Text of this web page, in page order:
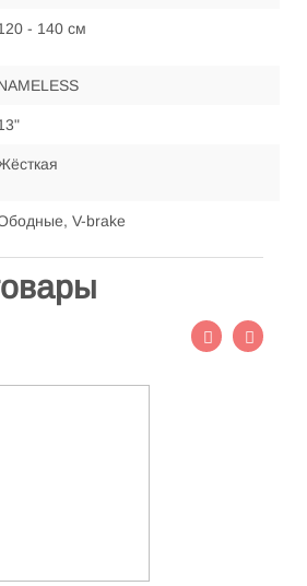
- 140 см
V-brake